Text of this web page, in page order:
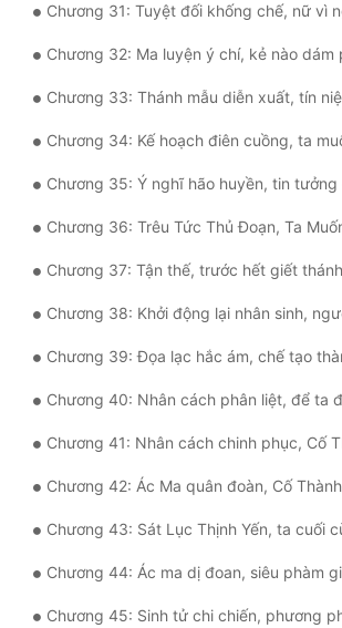
Đông Phương
Đông Phương Huyền Huyễn
Cẩu Đạo Trường Sinh
Ngự Thú
Truyện Nam
Truyện Nữ
Vô Địch Lưu
Xây Dựng Thế Lực
Tính Cách Nhân Vật :
Chương 31: Tuyệt đối khống chế, nữ vì người mình
Chương 32: Ma luyện ý chí, kẻ nào dám phá hỏng
Chương 33: Thánh mẫu diễn xuất, tín
Chương 34: Kế hoạch điên cuồng, ta muốn
Chương 35: Ý nghĩ hão huyền, tin tưởng chính
Chương 36: Trêu Tức Thủ Đoạn, Ta Muốn Cùng Ngươi
Chương 37: Tận thế, trước hết giết
Chương 38: Khởi động lại nhân sinh, ngươi
Chương 39: Đọa lạc hắc ám, chế tạo thành
Chương 40: Nhân cách phân liệt, để ta đi giết chết
Chương 41: Nhân cách chinh phục, Cố Thành
Chương 42: Ác Ma quân đoàn, Cố Thành
Chương 43: Sát Lục Thịnh Yến, ta cuối cùng
Chương 44: Ác ma dị đoan, siêu phàm
Chương 45: Sinh tử chi chiến, phương pháp sử dụng chính